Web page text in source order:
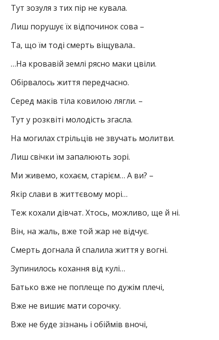
Тут зозуля з тих пір не кувала.
Лиш порушує їх відпочинок сова –
Та, що їм тоді смерть віщувала..
…На кровавій землі рясно маки цвіли.
Обірвалось життя передчасно.
Серед маків тіла ковилою лягли. –
Тут у розквіті молодість згасла.
На могилах стрільців не звучать молитви.
Лиш свічки їм запалюють зорі.
Ми живемо, кохаєм, старієм… А ви? –
Якір слави в життєвому морі…
Теж кохали дівчат. Хтось, можливо, ще й ні.
Він, на жаль, вже той жар не відчує.
Смерть догнала й спалила життя у вогні.
Зупинилось кохання від кулі…
Батько вже не поплеще по дужім плечі,
Вже не вишиє мати сорочку.
Вже не буде зізнань і обіймів вночі,